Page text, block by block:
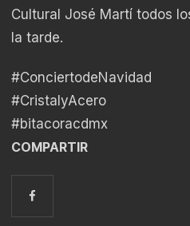
Cultural José Martí todos
la tarde.
#ConciertodeNavidad
#CristalyAcero
#bitacoracdmx
COMPARTIR